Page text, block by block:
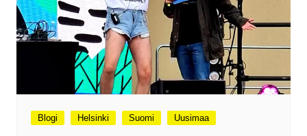
Blogi Helsinki Suomi Uusimaa